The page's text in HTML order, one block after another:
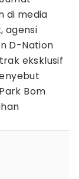
di media
agensi
D-Nation
eksklusif
Bom